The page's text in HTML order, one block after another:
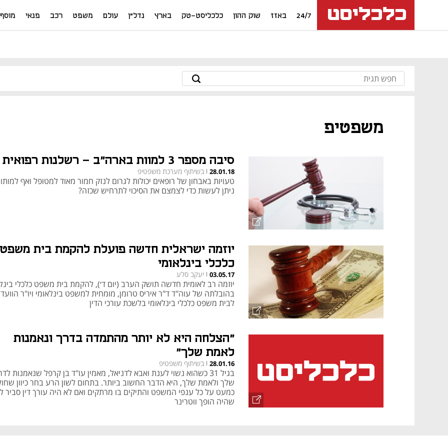
24/7 באזז שוק ההון כלכליסט-טק בארץ נדל"ן עולם משפט רכב פנאי מוסף
משפטיפ
סיבה מספר 3 למוות בארה"ב – רשלנות רפואית
28.01.18
| בשיתוף מערכת משפטיפ
טעויות באבחון של רופאים יכולות לגרום לנזק חמור מאוד למטופל ואף
ניתן לעשות כדי לצמצם את הסיכוי לתרחיש שכזה?
יוזמה ישראלית חדשה פועלת להקמת בית משפט
כלכלי בינלאומי
03.05.17
| יעקב סלע
יוזמה רב לאומית חדשה תושק הערב (יום ד׳), להקמת בית משפט כלכלי
בהובלתה של עוה"ד ד"ר איריס טרומן, מומחית למשפט בינלאומי ויו"ר
לבית משפט כלכלי בינלאומי בלשכת עורכי הדין
"הצלחה היא לא יותר מהתמדה בדרך ונאמנות
לאמת שלך"
28.01.16
| בשיתוף משפטיפ
בגיל 31 כשהוא נשוי לענת ואבא לדניאל, מאמין עו"ד בן קרפל שנאמנות
שלך ולאמת שלך, היא הדבר החשוב ביותר. בתחום לשון הרע בחר כיוון
כמעט על כל ענפי המשפט והתיקים בו מרתקים ואם לא היה עורך דין סביר
שהיה הופך ווטרינר